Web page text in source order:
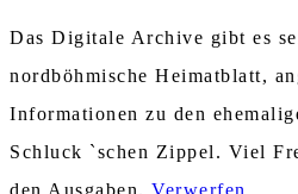
Das Digitale Archive gibt es
nordböhmische Heimatblatt,
Informationen zu den
Schluck `schen Zippel. Viel
den Ausgaben. Verwerfen